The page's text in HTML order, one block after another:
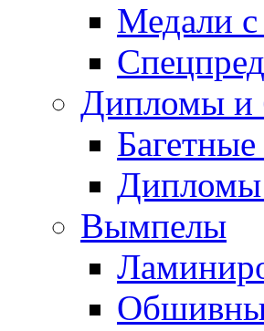
Медали
Дипломы и
Дипломы
Вымпелы